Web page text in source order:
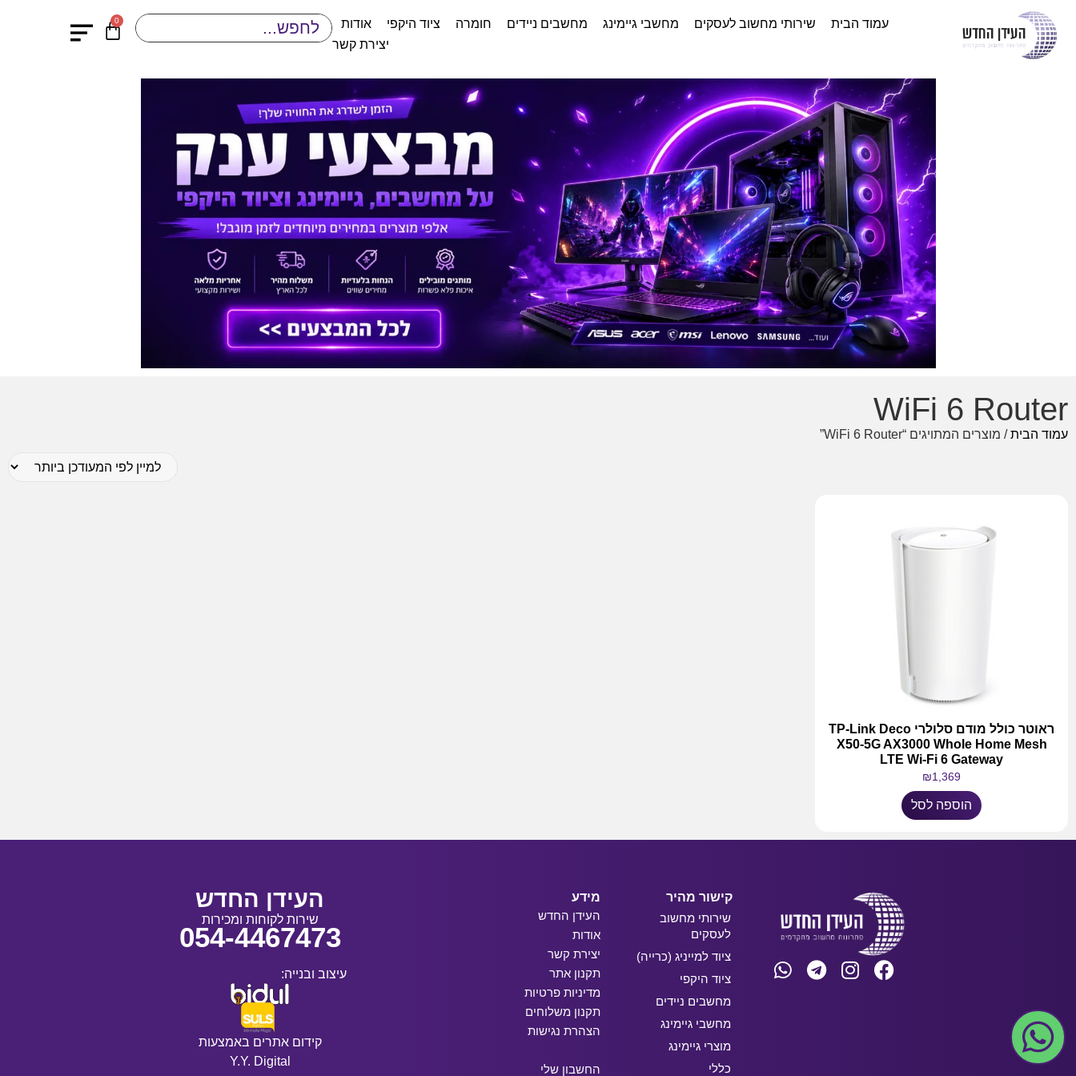
עמוד הבית שירותי מחשוב לעסקים מחשבי גיימינג מחשבים ניידים חומרה ציוד היקפי
אודות
יצירת קשר
0
WiFi 6 Router
עמוד הבית/ מוצרים המתויגים “WiFi 6 Router”
ראוטר כולל מודם סלולרי TP-Link Deco
X50-5G AX3000 Whole Home Mesh
LTE Wi-Fi 6 Gateway
₪1,369
הוספה לסל
קישור מהיר
שירותי מחשוב
לעסקים
ציוד למייניג (כרייה)
ציוד היקפי
מחשבים ניידים
מחשבי גיימינג
מוצרי גיימינג
כללי
מידע
העידן החדש
אודות
יצירת קשר
תקנון אתר
מדיניות פרטיות
תקנון משלוחים
הצהרת נגישות
החשבון שלי
העידן החדש
שירות לקוחות ומכירות
054-4467473
עיצוב ובנייה:
קידום אתרים באמצעות
Y.Y. Digital